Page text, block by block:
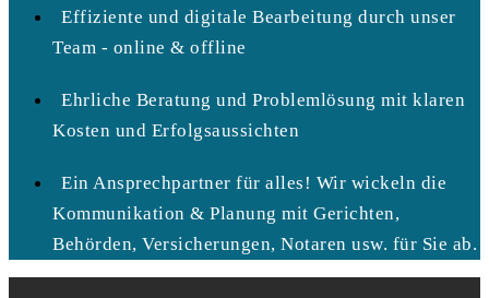
Effiziente und digitale Bearbeitung durch unser
Team - online & offline
Ehrliche Beratung und Problemlösung mit klaren
Kosten und Erfolgsaussichten
Ein Ansprechpartner für alles! Wir wickeln die
Kommunikation & Planung mit Gerichten,
Behörden, Versicherungen, Notaren usw. für Sie ab.